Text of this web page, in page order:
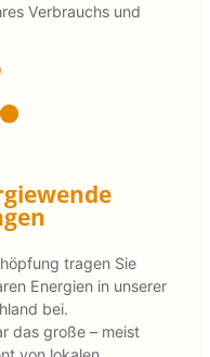
Verbrauchs und
tragen Sie
Energien in unserer
bei.
das große – meist